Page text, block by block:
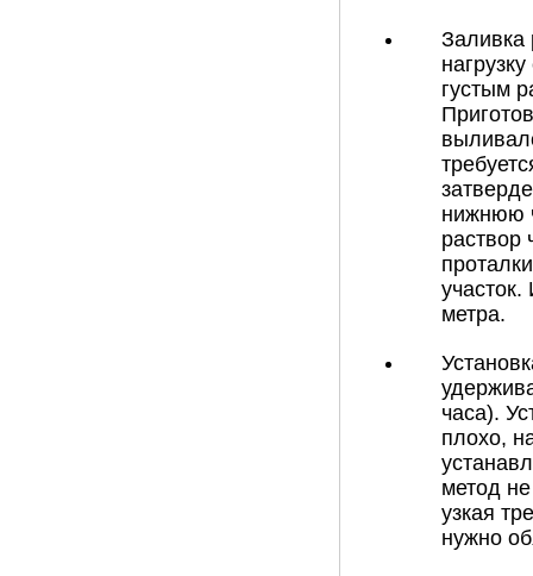
Заливка
густым
нижнюю
раствор
метра.
часа).
плохо,
метод
узкая
нужно